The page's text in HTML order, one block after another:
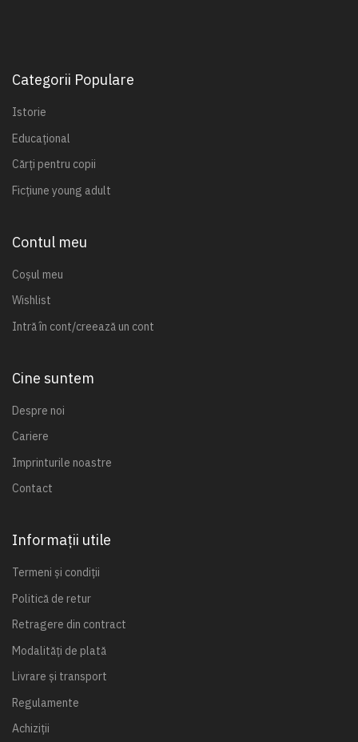
Categorii Populare
Istorie
Educațional
Cărți pentru copii
Ficțiune young adult
Contul meu
Coșul meu
Wishlist
Intră în cont/creează un cont
Cine suntem
Despre noi
Cariere
Imprinturile noastre
Contact
Informații utile
Termeni și condiții
Politică de retur
Retragere din contract
Modalități de plată
Livrare și transport
Regulamente
Achiziții